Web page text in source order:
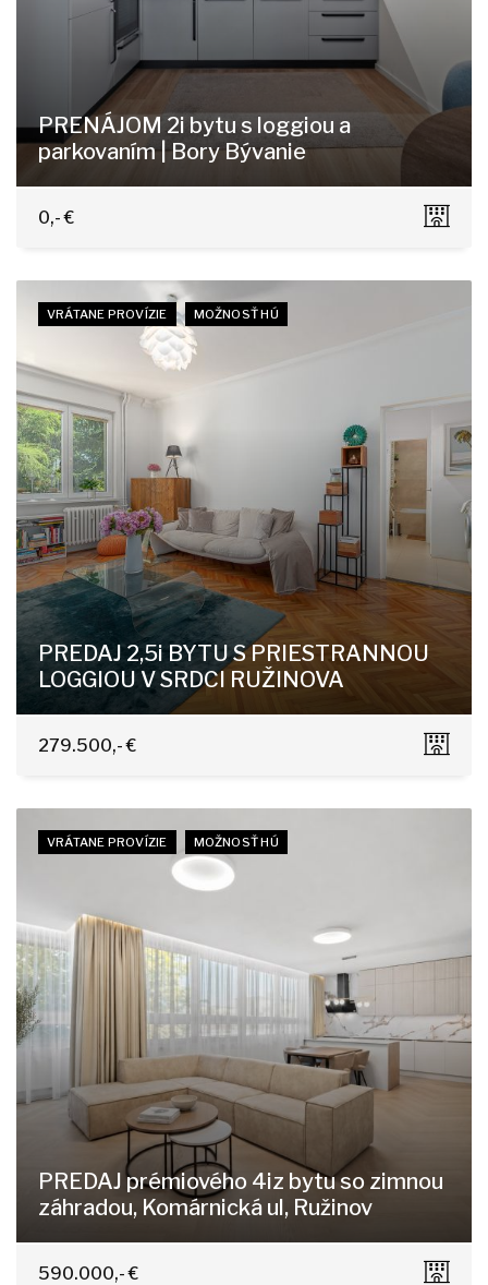
PRENÁJOM 2i bytu s loggiou a
parkovaním | Bory Bývanie
Dominika Tatarku 3, Bratislava-Lamač
0,- €
VRÁTANE PROVÍZIE MOŽNOSŤ HÚ
PREDAJ 2,5i BYTU S PRIESTRANNOU
LOGGIOU V SRDCI RUŽINOVA
Jadrová 13, Bratislava-Ružinov
279.500,- €
VRÁTANE PROVÍZIE MOŽNOSŤ HÚ
PREDAJ prémiového 4iz bytu so zimnou
záhradou, Komárnická ul, Ružinov
Komárnická, Bratislava - Ružinov
590.000,- €